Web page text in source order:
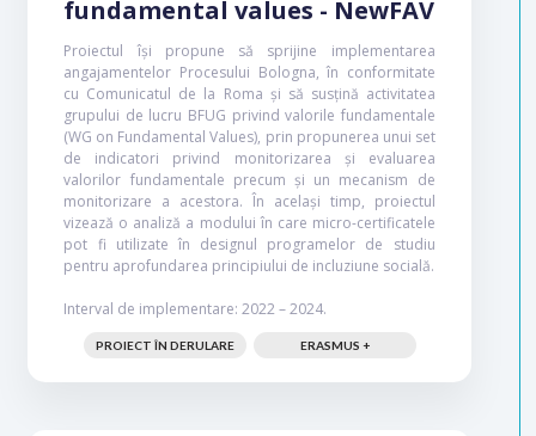
fundamental values - NewFAV
Proiectul își propune să sprijine implementarea
angajamentelor Procesului Bologna, în conformitate
cu Comunicatul de la Roma și să susțină activitatea
grupului de lucru BFUG privind valorile fundamentale
(WG on Fundamental Values), prin propunerea unui set
de indicatori privind monitorizarea și evaluarea
valorilor fundamentale precum și un mecanism de
monitorizare a acestora. În același timp, proiectul
vizează o analiză a modului în care micro-certificatele
pot fi utilizate în designul programelor de studiu
pentru aprofundarea principiului de incluziune socială.
Interval de implementare: 2022 – 2024.
PROIECT ÎN DERULARE ERASMUS +